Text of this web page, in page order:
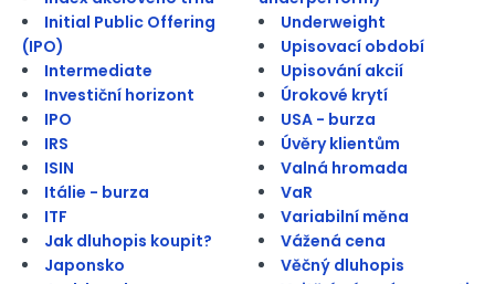
Initial Public Offering
(IPO)
Intermediate
Investiční horizont
IPO
IRS
ISIN
Itálie - burza
ITF
Jak dluhopis koupit?
Japonsko
Underweight
Upisovací období
Upisování akcií
Úrokové krytí
USA - burza
Úvěry klientům
Valná hromada
VaR
Variabilní měna
Vážená cena
Věčný dluhopis